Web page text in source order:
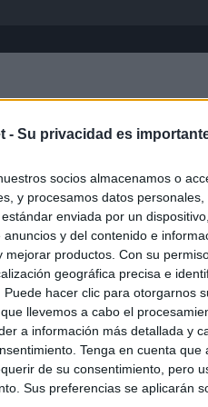
- Su privacidad es
socios almacenamos o
y procesamos datos
enviada por un
anuncios y del contenido e
mejorar productos. Con su
geográfica precisa e
Puede hacer clic para otorgarnos
llevemos a cabo el
a información más detallada y
Tenga en cuenta
de su consentimiento, pero
Sus preferencias se aplicarán